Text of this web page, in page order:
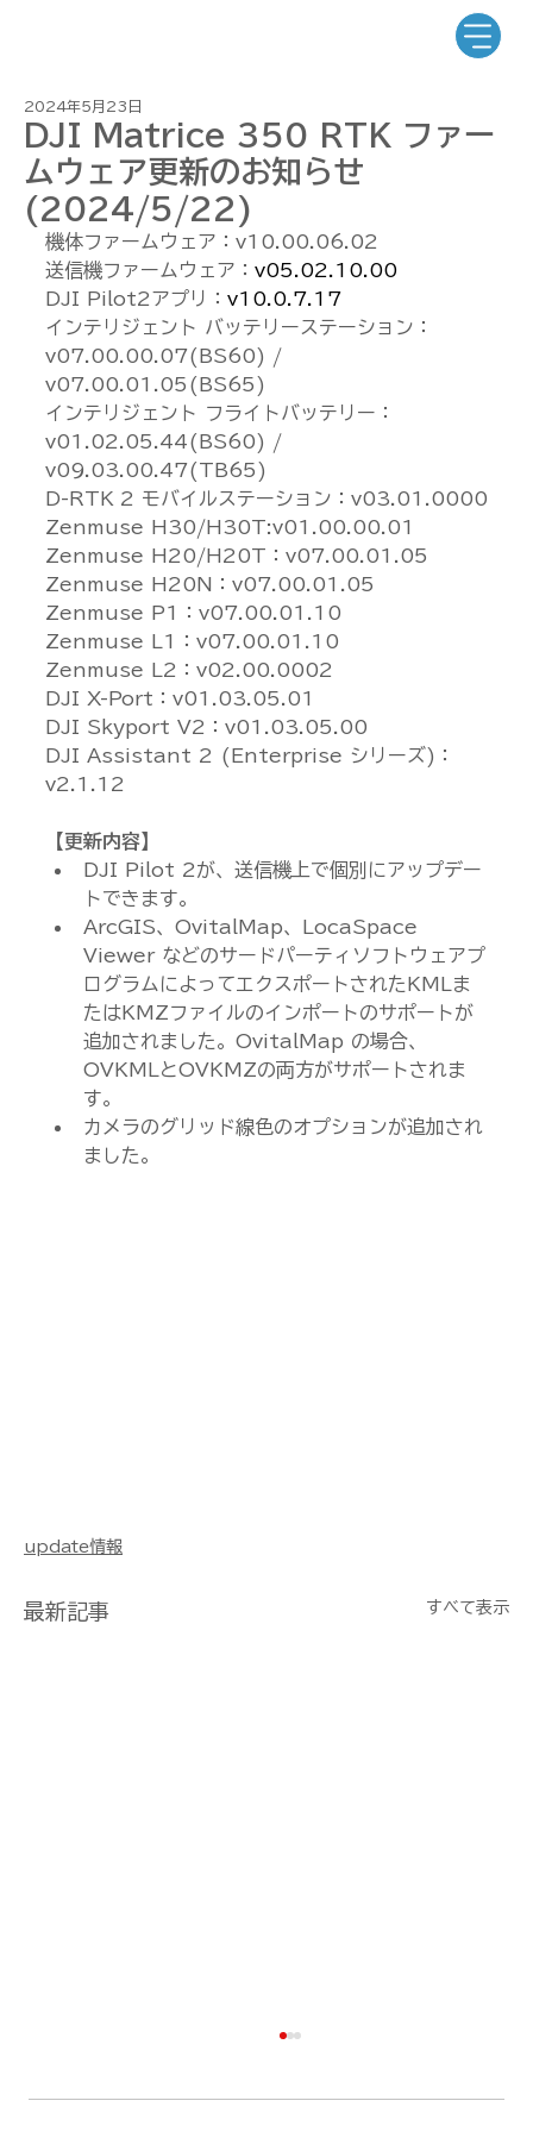
DJI Matrice 350 RTK ファー
ムウェア更新のお知らせ
(2024/5/22)
2024年5月23日
機体ファームウェア：v10.00.06.02
送信機ファームウェア： v05.02.10.00
DJI Pilot2アプリ： v10.0.7.17
インテリジェント バッテリーステーション：
v07.00.00.07(BS60) /
v07.00.01.05(BS65)
インテリジェント フライトバッテリー：
v01.02.05.44(BS60) /
v09.03.00.47(TB65)
D-RTK 2 モバイルステーション：v03.01.0000
Zenmuse H30/H30T:v01.00.00.01
Zenmuse H20/H20T：v07.00.01.05
Zenmuse H20N：v07.00.01.05
Zenmuse P1：v07.00.01.10
Zenmuse L1：v07.00.01.10
Zenmuse L2：v02.00.0002
DJI X-Port：v01.03.05.01
DJI Skyport V2：v01.03.05.00
DJI Assistant 2 (Enterprise シリーズ)：
v2.1.12
【更新内容】
DJI Pilot 2が、送信機上で個別にアップデー
トできます。
ArcGIS、OvitalMap、LocaSpace
Viewer などのサードパーティソフトウェアプ
ログラムによってエクスポートされたKMLま
たはKMZファイルのインポートのサポートが
追加されました。OvitalMap の場合、
OVKMLとOVKMZの両方がサポートされま
す。
カメラのグリッド線色のオプションが追加され
ました。
update情報
最新記事 すべて表示